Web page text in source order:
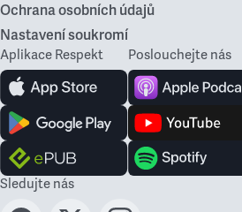
Ochrana osobních údajů
Nastavení soukromí
Aplikace Respekt Poslouchejte nás
Sledujte nás